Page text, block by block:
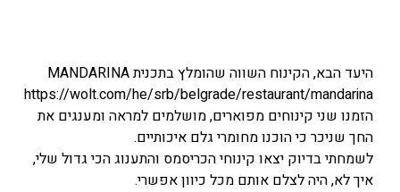
היעד הבא, הקינוח השווה שהומלץ בתכנית MANDARINA
https://wolt.com/he/srb/belgrade/restaurant/mandarina
הזמנו שני קינוחים מפוארים, מושלמים למראה ומענגים את
החך שניכר כי הוכנו מחומרי גלם איכותיים.
לשמחתי בדיוק יצאו קינוחי הכריסמס והתענוג הכי גדול שלי,
איך לא, היה לצלם אותם מכל כיוון אפשרי.